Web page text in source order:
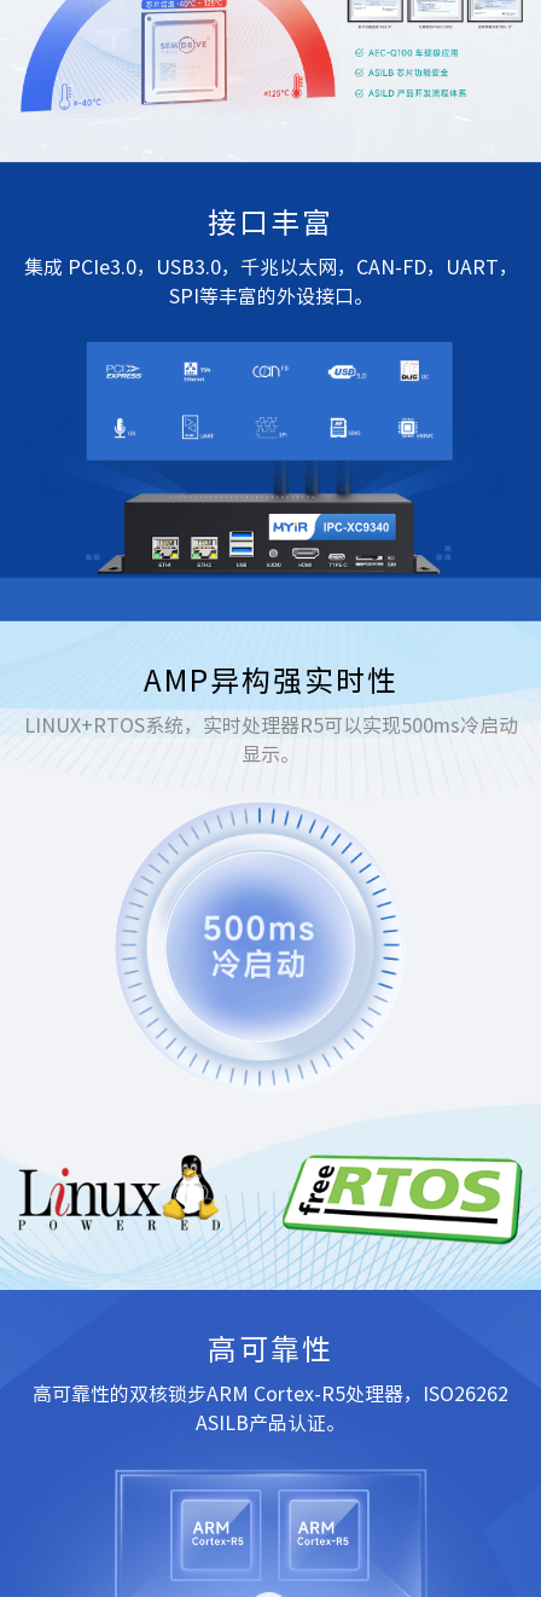
接口丰富
集成 PCIe3.0，USB3.0，千兆以太网，CAN-FD，UART，
SPI等丰富的外设接口。
AMP异构强实时性
LINUX+RTOS系统，实时处理器R5可以实现500ms冷启动
显示。
高可靠性
高可靠性的双核锁步ARM Cortex-R5处理器，ISO26262
ASILB产品认证。